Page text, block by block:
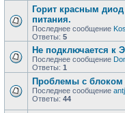
Горит красным
питания.
Последнее сообщение
Ответы: 5
Не подключается к
Последнее сообщение
Ответы: 1
Проблемы с блоком
Последнее сообщение
Ответы: 44